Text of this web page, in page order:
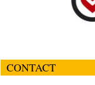
CONTACT